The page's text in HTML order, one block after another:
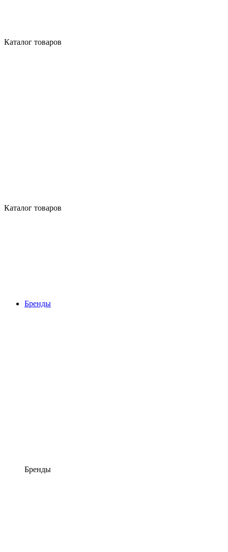
Каталог товаров
Каталог товаров
Бренды
Бренды